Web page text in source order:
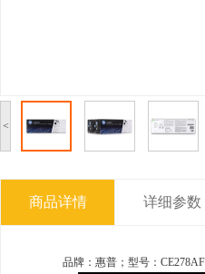
<
商品详情 详细参数
品牌：惠普；型号：